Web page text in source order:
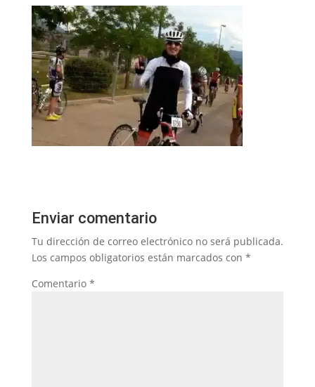
Enviar comentario
Tu dirección de correo electrónico no será publicada.
Los campos obligatorios están marcados con *
Comentario *